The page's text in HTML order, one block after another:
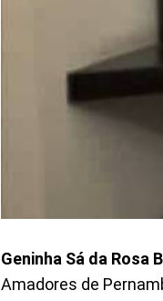
Geninha Sá da Rosa
Amadores de